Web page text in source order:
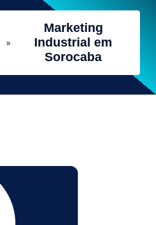
»
Marketing
Industrial em
Sorocaba